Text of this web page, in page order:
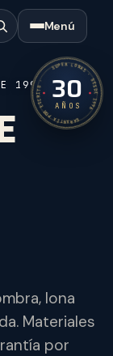
Menú
SUPER LONAS · DESDE 1996
GARANTÍA POR ESCRITO ·
30
AÑOS
1996
lona
Materiales
por